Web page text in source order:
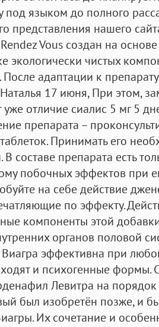
под языком до полного
представления нашего
Vous создан на
экологически чистых
После адаптации к
17 июня, При этом,
уже отличие сиалис 5 мг 5
препарата –
Принимать его
составе препарата есть
побочных эффектов при
на себе действие
по эффекту.
компоненты этой
органов половой
эффективна при
и психогенные формы.
Левитра на
был изобретён позже, и
Их сочетание и